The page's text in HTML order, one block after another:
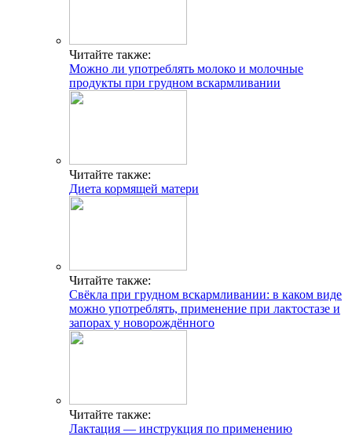
Читайте также:
Можно ли употреблять молоко и молочные
продукты при грудном вскармливании
Читайте также:
Диета кормящей матери
Читайте также:
Свёкла при грудном вскармливании: в каком виде
можно употреблять, применение при лактостазе и
запорах у новорождённого
Читайте также:
Лактация — инструкция по применению